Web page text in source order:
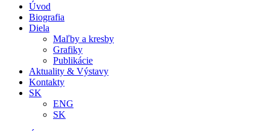
Úvod
Biografia
Diela
Maľby a kresby
Grafiky
Publikácie
Aktuality & Výstavy
Kontakty
SK
ENG
SK